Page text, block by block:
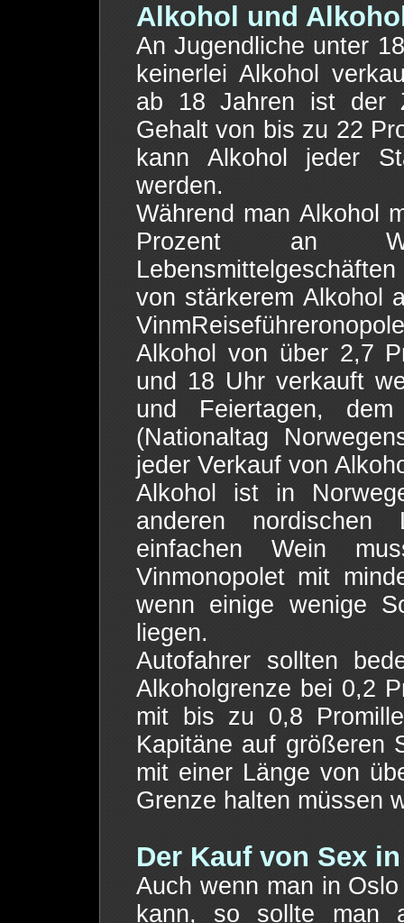
Alkohol und
An Jugendliche unter
keinerlei Alkohol
ab 18 Jahren ist der
Gehalt von bis zu 22
kann Alkohol jeder
werden.
Während man Alkohol
Prozent an
von stärkerem Alkohol
Alkohol von über 2,7
und 18 Uhr verkauft
und Feiertagen,
(Nationaltag
jeder Verkauf von
Alkohol ist in
anderen
einfachen Wein
Vinmonopolet mit
wenn einige wenige
liegen.
Autofahrer sollten
Alkoholgrenze bei 0,2
mit bis zu 0,8
Kapitäne auf größeren
mit einer Länge von
Grenze halten müssen
Der Kauf von Sex
Auch wenn man in
kann, so sollte man